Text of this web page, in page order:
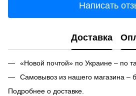
Написать
Доставка
«Новой почтой» по Украине – по
Самовывоз из нашего магазина –
Подробнее о доставке.